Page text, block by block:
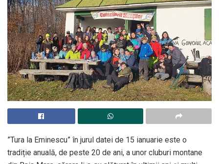
”Tura la Eminescu” în jurul datei de 15 ianuarie este o
tradiție anuală, de peste 20 de ani, a unor cluburi montane